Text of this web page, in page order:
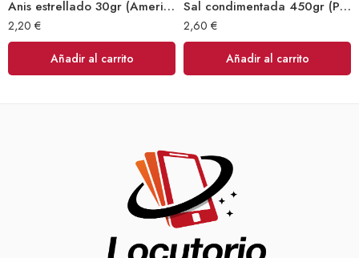
Anis estrellado 30gr (America)
2,20 €
Añadir al carrito
Sal condimentada 450gr (Primicia)
2,60 €
Añadir al carrito